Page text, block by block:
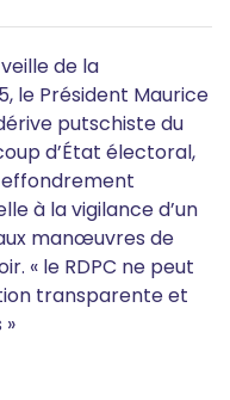
de la
le Président Maurice
putschiste du
d’État électoral,
à la vigilance d’un
manœuvres de
« le RDPC ne peut
transparente et